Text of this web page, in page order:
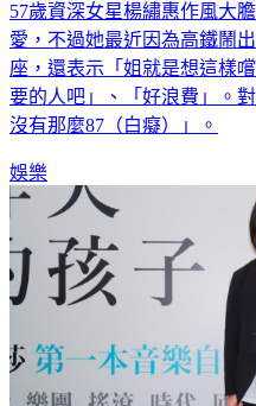
57歲資深女星楊繡惠作風大
愛，不過她最近因為高鐵鬧
座，還表示「姐就是想這樣
要的人吧」、「好浪費」。
沒有那麼87（白癡）」。
娛樂